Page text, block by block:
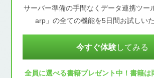
サーバー準備の手間なくデータ連携ツー
arp」の全ての機能を5日間お試しいた
今すぐ体験してみる
全員に選べる書籍プレゼント中！書籍は